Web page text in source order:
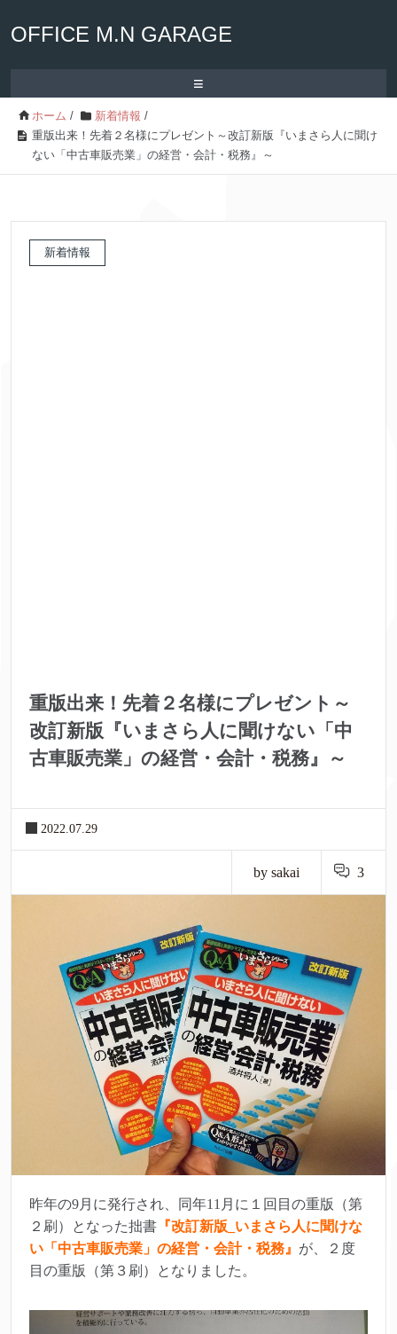
OFFICE M.N GARAGE
≡
ホーム / 新着情報 /
重版出来！先着２名様にプレゼント～改訂新版『いまさら人に聞け
ない「中古車販売業」の経営・会計・税務』～
新着情報
重版出来！先着２名様にプレゼント～
改訂新版『いまさら人に聞けない「中
古車販売業」の経営・会計・税務』～
2022.07.29
by sakai 3
昨年の9月に発行され、同年11月に１回目の重版（第
２刷）となった拙書 『改訂新版_いまさら人に聞けな
い「中古車販売業」の経営・会計・税務』 が、２度
目の重版（第３刷）となりました。